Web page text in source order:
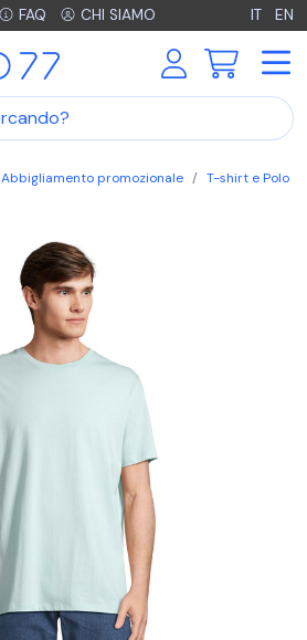
FAQ CHI SIAMO IT EN
Abbigliamento promozionale
T-shirt e Polo